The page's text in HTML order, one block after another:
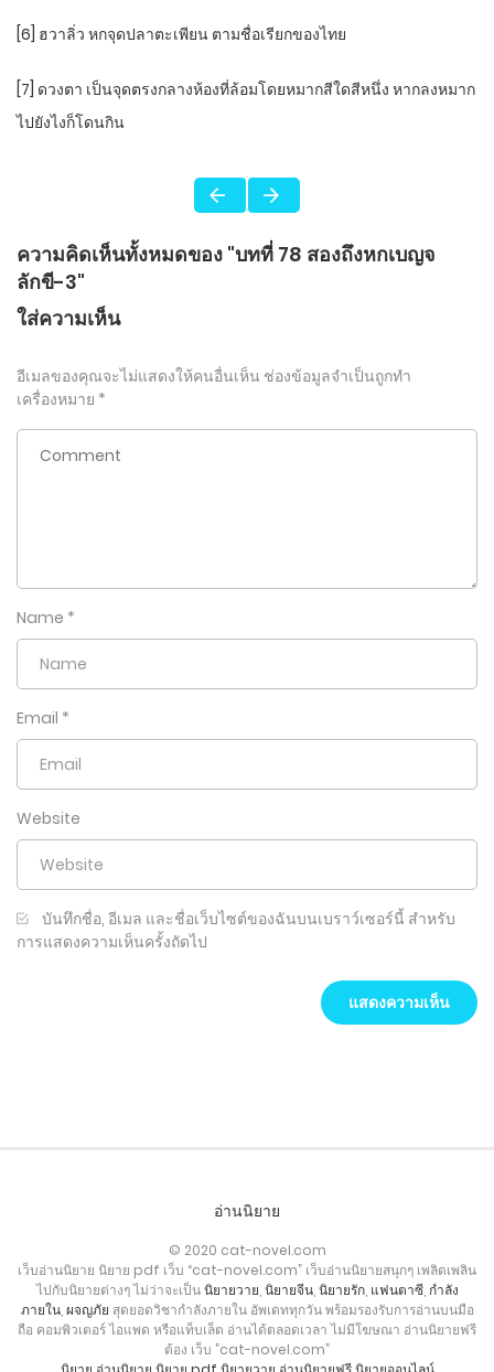
[6] ฮวาลิ่ว หกจุดปลาตะเพียน ตามชื่อเรียกของไทย
[7] ดวงตา เป็นจุดตรงกลางห้องที่ล้อมโดยหมากสีใดสีหนึ่ง หากลงหมาก
ไปยังไงก็โดนกิน
ความคิดเห็นทั้งหมดของ "บทที่ 78 สองถึงหกเบญจ
ลักขี-3"
ใส่ความเห็น
อีเมลของคุณจะไม่แสดงให้คนอื่นเห็น ช่องข้อมูลจำเป็นถูกทำ
เครื่องหมาย *
Name *
Email *
Website
บันทึกชื่อ, อีเมล และชื่อเว็บไซต์ของฉันบนเบราว์เซอร์นี้ สำหรับ
การแสดงความเห็นครั้งถัดไป
อ่านนิยาย
© 2020 cat-novel.com
เว็บอ่านนิยาย นิยาย pdf เว็บ “cat-novel.com” เว็บอ่านนิยายสนุกๆ เพลิดเพลิน
ไปกับนิยายต่างๆ ไม่ว่าจะเป็นนิยายวาย นิยายจีน, นิยายรัก, แฟนตาซี, กำลัง
ภายใน, ผจญภัย สุดยอดวิชากำลังภายใน อัพเดททุกวัน พร้อมรองรับการอ่านบนมือ
ถือ คอมพิวเตอร์ ไอแพด หรือแท็บเล็ต อ่านได้ตลอดเวลา ไม่มีโฆษณา อ่านนิยายฟรี
ต้อง เว็บ ”cat-novel.com”